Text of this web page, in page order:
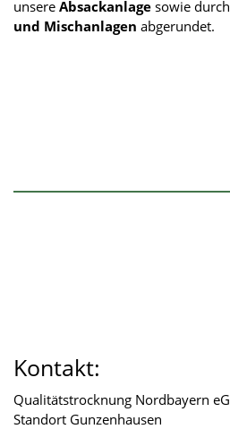
unsere Absackanlage sowie durch
und Mischanlagen abgerundet.
Kontakt:
Qualitätstrocknung Nordbayern eG
Standort Gunzenhausen